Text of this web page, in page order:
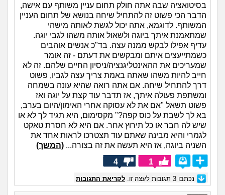
בסיטואציה שבה אתה חולק תחום עניין משותף עם אישה,
הדבר הכי פשוט זה להתחיל שיחה בנושא של תחום העניין
המשותף. לדוגמא, אתה יכול לגשת לאותה מישהי
שמתאמנת איתך ביוגה ולשאול אותה משהו לגבי יוגה.
עדיף אפילו לבקש ממנה עצה. בד"כ אנשים אוהבים
כשמתייעצים איתם ומבקשים את דעתם - זה אומר
שמעריכים את ההאינטליגנציה/ניסיון החיים שלהם. זה לא
חייב להיות משהו שאתה באמת צריך עצה לגביו, פשוט
דרך להתחיל שיחה. אם אתה רואה שהיא עונה בשמחה
ומשתפת פעולה איתך, אז תדבר עוד קצת על יוגה ואז
פשוט תשאל "אם את לא עסוקה אחרי האימון/היום בערב,
בא לך לשבת על כוס קפה?" מקסימום, היא תגיד לך לא או
שיש לה חבר או כל תירוץ אחר. אם היא לא חסרת טאקט
לגמרי והיא מבינה שאתם עוד תצטרכו לראות אחד את
השניה ביוגה, אז היא תעשה את זה בצורה... (המשך)
1
4
נכתבו 3 תגובות לעצה זו. לקריאת התגובות